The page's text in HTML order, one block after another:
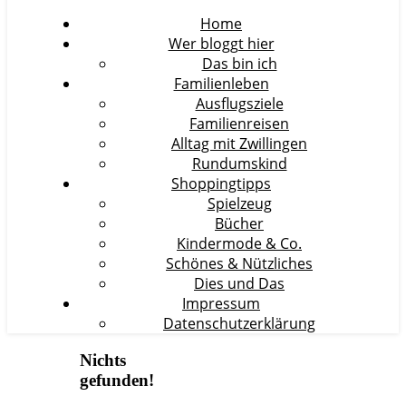
Home
Wer bloggt hier
Das bin ich
Familienleben
Ausflugsziele
Familienreisen
Alltag mit Zwillingen
Rundumskind
Shoppingtipps
Spielzeug
Bücher
Kindermode & Co.
Schönes & Nützliches
Dies und Das
Impressum
Datenschutzerklärung
Nichts
gefunden!